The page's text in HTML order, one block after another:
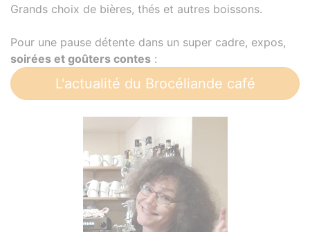
Grands choix de bières, thés et autres boissons.
Pour une pause détente dans un super cadre, expos,
soirées et goûters contes :
L'actualité du Brocéliande café